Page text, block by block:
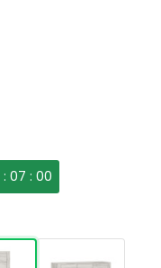
:06 :59